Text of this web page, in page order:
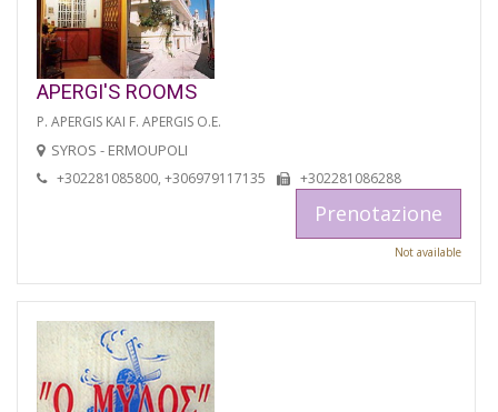
APERGI'S ROOMS
P. APERGIS KAI F. APERGIS O.E.
SYROS - ERMOUPOLI
+302281085800, +306979117135 +302281086288
Prenotazione
Not available